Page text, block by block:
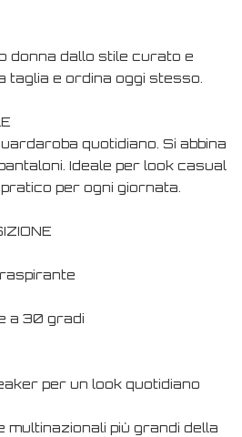
donna dallo stile curato e
taglia e ordina oggi stesso.
quotidiano. Si abbina
Ideale per look casual
per ogni giornata.
a 30 gradi
per un look quotidiano
multinazionali più grandi della